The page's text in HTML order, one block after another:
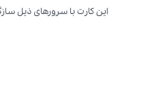
این کارت با سرورهای ذیل